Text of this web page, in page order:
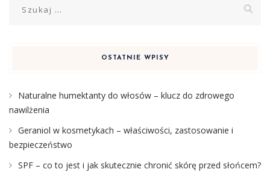
OSTATNIE WPISY
Naturalne humektanty do włosów – klucz do zdrowego
nawilżenia
Geraniol w kosmetykach – właściwości, zastosowanie i
bezpieczeństwo
SPF – co to jest i jak skutecznie chronić skórę przed słońcem?